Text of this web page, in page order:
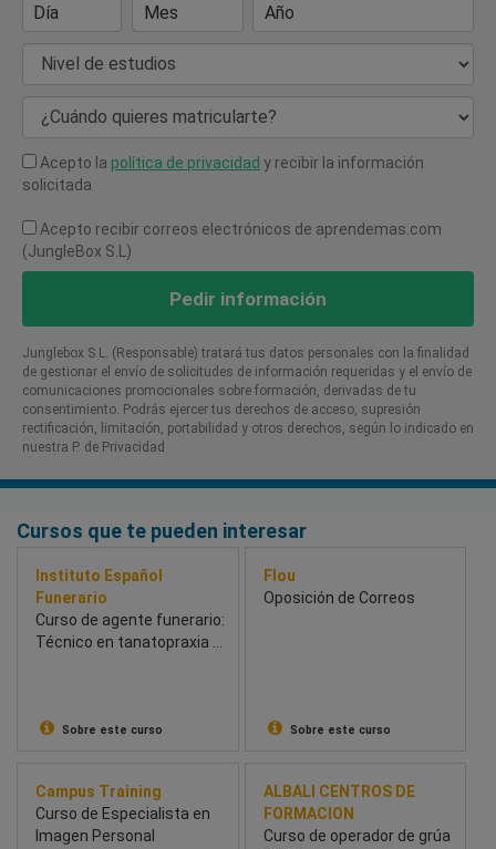
Día
Mes Año
Nivel de estudios
¿Cuándo quieres matricularte?
Acepto la política de privacidad y recibir la información
solicitada
Acepto recibir correos electrónicos de aprendemas.com
(JungleBox S.L)
Pedir información
Junglebox S.L. (Responsable) tratará tus datos personales con la finalidad
de gestionar el envío de solicitudes de información requeridas y el envío de
comunicaciones promocionales sobre formación, derivadas de tu
consentimiento. Podrás ejercer tus derechos de acceso, supresión
rectificación, limitación, portabilidad y otros derechos, según lo indicado en
nuestra P. de Privacidad​
Cursos que te pueden interesar
Instituto Español
Funerario
Curso de agente funerario:
Técnico en tanatopraxia y
Sobre este curso
Flou
Oposición de Correos
Sobre este curso
Campus Training
Curso de Especialista en
Imagen Personal
ALBALI CENTROS DE
FORMACION
Curso de operador de grúa